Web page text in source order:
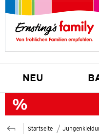
NEU
Startseite